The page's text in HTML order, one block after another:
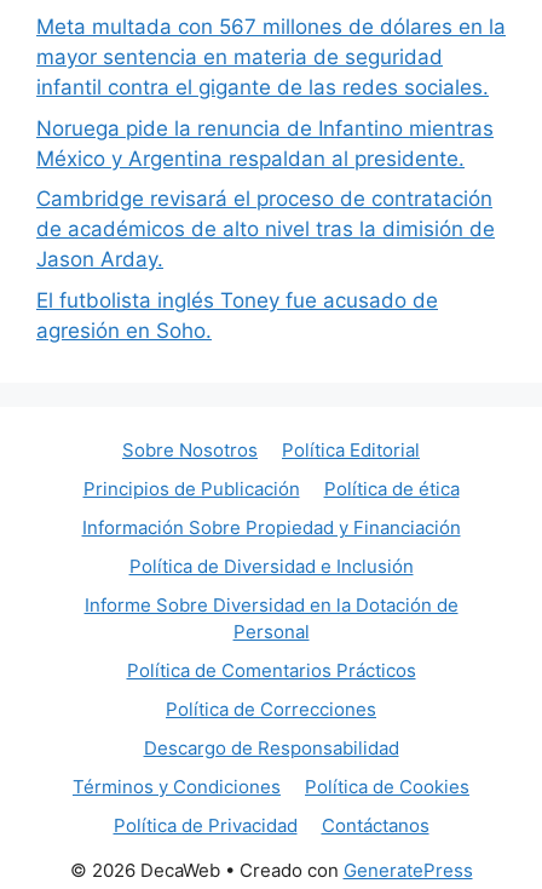
Meta multada con 567 millones de dólares en la
mayor sentencia en materia de seguridad
infantil contra el gigante de las redes sociales.
Noruega pide la renuncia de Infantino mientras
México y Argentina respaldan al presidente.
Cambridge revisará el proceso de contratación
de académicos de alto nivel tras la dimisión de
Jason Arday.
El futbolista inglés Toney fue acusado de
agresión en Soho.
Sobre Nosotros
Política Editorial
Principios de Publicación
Política de ética
Información Sobre Propiedad y Financiación
Política de Diversidad e Inclusión
Informe Sobre Diversidad en la Dotación de
Personal
Política de Comentarios Prácticos
Política de Correcciones
Descargo de Responsabilidad
Términos y Condiciones
Política de Cookies
Política de Privacidad
Contáctanos
© 2026 DecaWeb• Creado con GeneratePress